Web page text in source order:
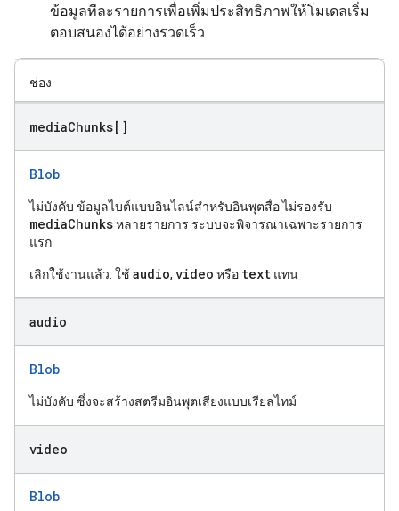
ข้อมูลทีละรายการเพื่อเพิ่มประสิทธิภาพให้โมเดลเริ่ม
ตอบสนองได้อย่างรวดเร็ว
ช่อง
mediaChunks[]
Blob
ไม่บังคับ ข้อมูลไบต์แบบอินไลน์สำหรับอินพุตสื่อ ไม่รองรับ
mediaChunksหลายรายการ ระบบจะพิจารณาเฉพาะรายการ
แรก
เลิกใช้งานแล้ว: ใช้ audio, video หรือ text แทน
audio
Blob
ไม่บังคับ ซึ่งจะสร้างสตรีมอินพุตเสียงแบบเรียลไทม์
video
Blob